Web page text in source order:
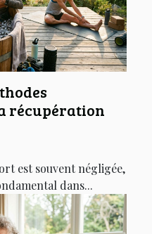
récupération
est souvent négligée,
dans...